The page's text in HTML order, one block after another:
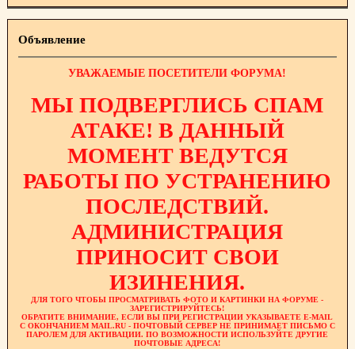
Объявление
УВАЖАЕМЫЕ ПОСЕТИТЕЛИ ФОРУМА!
МЫ ПОДВЕРГЛИСЬ СПАМ
АТАКЕ! В ДАННЫЙ
МОМЕНТ ВЕДУТСЯ
РАБОТЫ ПО УСТРАНЕНИЮ
ПОСЛЕДСТВИЙ.
АДМИНИСТРАЦИЯ
ПРИНОСИТ СВОИ
ИЗИНЕНИЯ.
ДЛЯ ТОГО ЧТОБЫ ПРОСМАТРИВАТЬ ФОТО И КАРТИНКИ НА ФОРУМЕ -
ЗАРЕГИСТРИРУЙТЕСЬ!
ОБРАТИТЕ ВНИМАНИЕ, ЕСЛИ ВЫ ПРИ РЕГИСТРАЦИИ УКАЗЫВАЕТЕ E-MAIL
С ОКОНЧАНИЕМ MAIL.RU - ПОЧТОВЫЙ СЕРВЕР НЕ ПРИНИМАЕТ ПИСЬМО С
ПАРОЛЕМ ДЛЯ АКТИВАЦИИ. ПО ВОЗМОЖНОСТИ ИСПОЛЬЗУЙТЕ ДРУГИЕ
ПОЧТОВЫЕ АДРЕСА!